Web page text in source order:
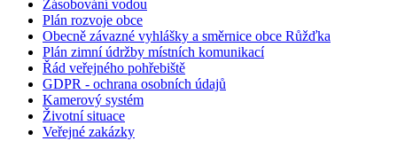
Zásobování vodou
Plán rozvoje obce
Obecně závazné vyhlášky a směrnice obce Růžďka
Plán zimní údržby místních komunikací
Řád veřejného pohřebiště
GDPR - ochrana osobních údajů
Kamerový systém
Životní situace
Veřejné zakázky